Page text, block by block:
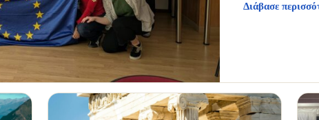
Διάβασε